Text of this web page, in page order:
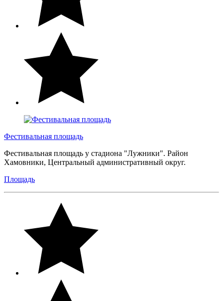
Фестивальная площадь
Фестивальная площадь у стадиона "Лужники". Район
Хамовники, Центральный административный округ.
Площадь